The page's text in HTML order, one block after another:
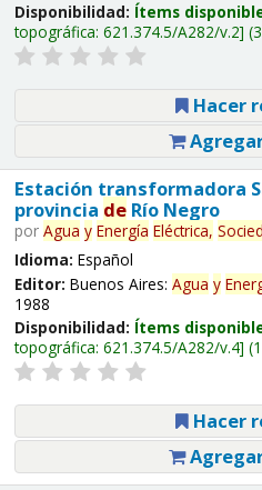
Disponibilidad: Ítems
topográfica: 621.374.5/A282/v.2
Hacer
Estación transformadora
provincia deRío Negro
por Agua y Energía Eléctrica,
Idioma: Español
Editor: Buenos Aires: Agua y
1988
Disponibilidad: Ítems
topográfica: 621.374.5/A282/v.4
Hacer